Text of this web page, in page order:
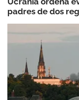
padres de dos